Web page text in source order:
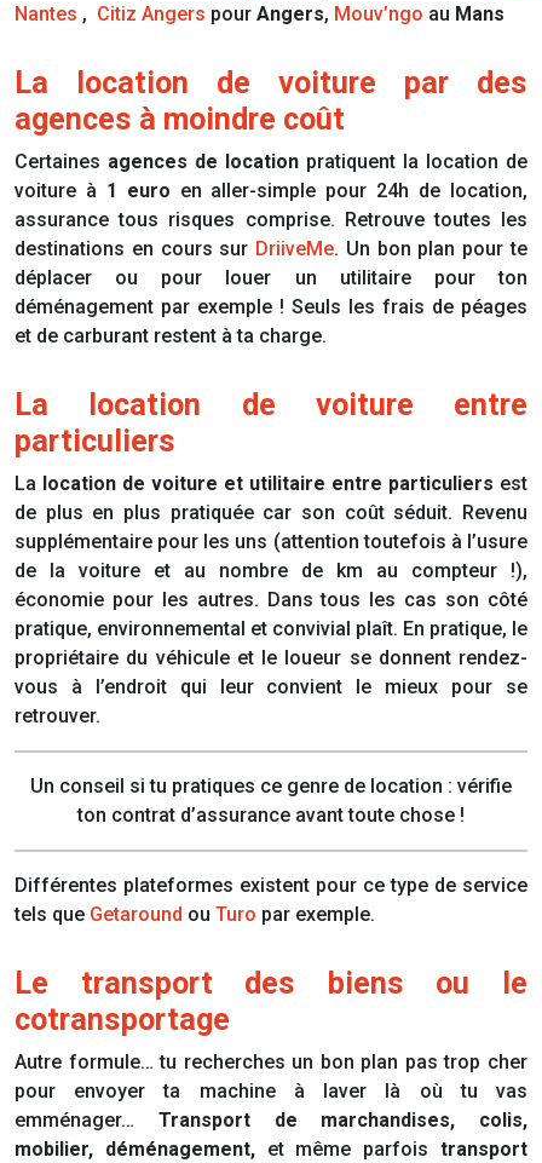
Nantes , Citiz Angers pour Angers, Mouv’ngo au Mans
La location de voiture par des
agences à moindre coût
Certaines agences de location pratiquent la location de
voiture à 1 euro en aller-simple pour 24h de location,
assurance tous risques comprise. Retrouve toutes les
destinations en cours sur DriiveMe. Un bon plan pour te
déplacer ou pour louer un utilitaire pour ton
déménagement par exemple ! Seuls les frais de péages
et de carburant restent à ta charge.
La location de voiture entre
particuliers
La location de voiture et utilitaire entre particuliers est
de plus en plus pratiquée car son coût séduit. Revenu
supplémentaire pour les uns (attention toutefois à l’usure
de la voiture et au nombre de km au compteur !),
économie pour les autres. Dans tous les cas son côté
pratique, environnemental et convivial plaît. En pratique, le
propriétaire du véhicule et le loueur se donnent rendez-
vous à l’endroit qui leur convient le mieux pour se
retrouver.
Un conseil si tu pratiques ce genre de location : vérifie
ton contrat d’assurance avant toute chose !
Différentes plateformes existent pour ce type de service
tels que Getaround ou Turo par exemple.
Le transport des biens ou le
cotransportage
Autre formule… tu recherches un bon plan pas trop cher
pour envoyer ta machine à laver là où tu vas
emménager… Transport de marchandises, colis,
mobilier, déménagement, et même parfoistransport